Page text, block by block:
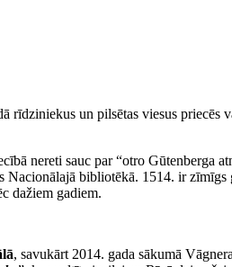
rīdziniekus un pilsētas viesus priecēs
nereti sauc par “otro Gūtenberga
Nacionālajā bibliotēkā. 1514. ir zīmīgs
dažiem gadiem.
, savukārt 2014. gada sākumā